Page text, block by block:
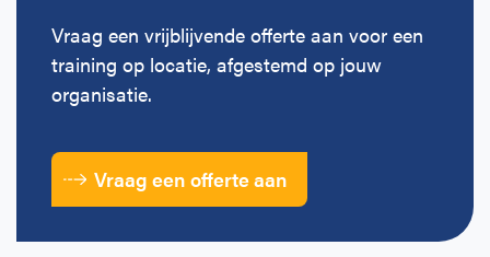
Vraag een vrijblijvende offerte aan voor een
training op locatie, afgestemd op jouw
organisatie.
Vraag een offerte aan